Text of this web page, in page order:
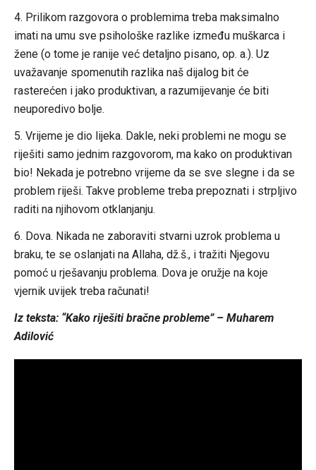
4. Prilikom razgovora o problemima treba maksimalno
imati na umu sve psihološke razlike između muškarca i
žene (o tome je ranije već detaljno pisano, op. a.). Uz
uvažavanje spomenutih razlika naš dijalog bit će
rasterećen i jako produktivan, a razumijevanje će biti
neuporedivo bolje.
5. Vrijeme je dio lijeka. Dakle, neki problemi ne mogu se
riješiti samo jednim razgovorom, ma kako on produktivan
bio! Nekada je potrebno vrijeme da se sve slegne i da se
problem riješi. Takve probleme treba prepoznati i strpljivo
raditi na njihovom otklanjanju.
6. Dova. Nikada ne zaboraviti stvarni uzrok problema u
braku, te se oslanjati na Allaha, dž.š., i tražiti Njegovu
pomoć u rješavanju problema. Dova je oružje na koje
vjernik uvijek treba računati!
Iz teksta: “Kako riješiti bračne probleme” – Muharem
Adilović